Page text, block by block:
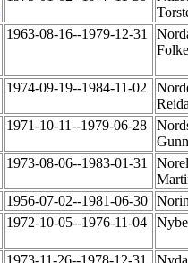
1963-08-16--1979-12-31
1974-09-19--1984-11-02
1971-10-11--1979-06-28
1973-08-06--1983-01-31
1956-07-02--1981-06-30
1972-10-05--1976-11-04